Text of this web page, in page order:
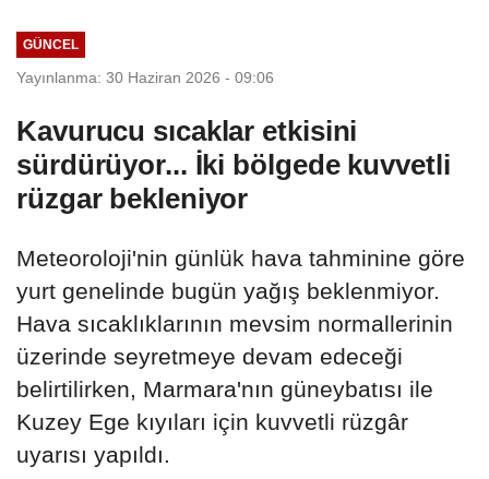
GÜNCEL
Yayınlanma: 30 Haziran 2026 - 09:06
Kavurucu sıcaklar etkisini
sürdürüyor... İki bölgede kuvvetli
rüzgar bekleniyor
Meteoroloji'nin günlük hava tahminine göre
yurt genelinde bugün yağış beklenmiyor.
Hava sıcaklıklarının mevsim normallerinin
üzerinde seyretmeye devam edeceği
belirtilirken, Marmara'nın güneybatısı ile
Kuzey Ege kıyıları için kuvvetli rüzgâr
uyarısı yapıldı.